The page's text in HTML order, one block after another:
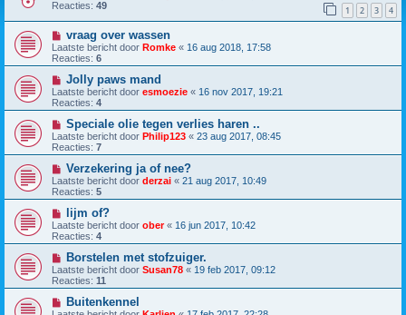
Reacties: 49 1 2 3 4
vraag over wassen
Laatste bericht door Romke « 16 aug 2018, 17:58
Reacties: 6
Jolly paws mand
Laatste bericht door esmoezie « 16 nov 2017, 19:21
Reacties: 4
Speciale olie tegen verlies haren ..
Laatste bericht door Philip123 « 23 aug 2017, 08:45
Reacties: 7
Verzekering ja of nee?
Laatste bericht door derzai « 21 aug 2017, 10:49
Reacties: 5
lijm of?
Laatste bericht door ober« 16 jun 2017, 10:42
Reacties: 4
Borstelen met stofzuiger.
Laatste bericht door Susan78 « 19 feb 2017, 09:12
Reacties: 11
Buitenkennel